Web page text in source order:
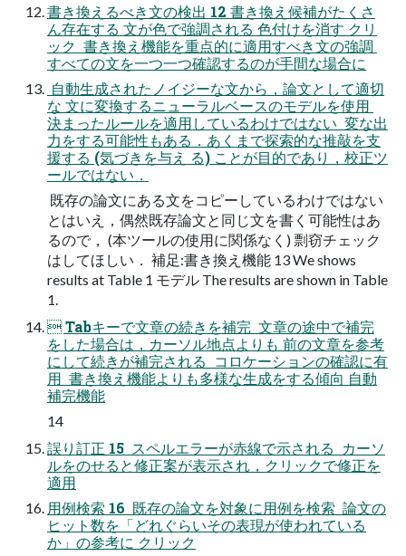
書き換えるべき文の検出 12 書き換え候補がたくさ
ん存在する 文が色で強調される 色付けを消す クリ
ック  書き換え機能を重点的に適用すべき文の強調 
すべての文を一つ一つ確認するのが手間な場合に
 自動生成されたノイジーな文から，論文として適切
な 文に変換するニューラルベースのモデルを使用 
決まったルールを適用しているわけではない  変な出
力をする可能性もある．あくまで探索的な推敲を支
援する (気づきを与え る) ことが目的であり，校正ツ
ールではない．
 既存の論文にある文をコピーしているわけではない 
とはいえ，偶然既存論文と同じ文を書く可能性はあ
るので， (本ツールの使用に関係なく) 剽窃チェック
はしてほしい． 補足:書き換え機能 13 We shows
results at Table 1 モデル The results are shown in Table
1.
 Tabキーで文章の続きを補完  文章の途中で補完
をした場合は，カーソル地点よりも 前の文章を参考
にして続きが補完される  コロケーションの確認に有
用  書き換え機能よりも多様な生成をする傾向 自動
補完機能
14
誤り訂正 15  スペルエラーが赤線で示される  カーソ
ルをのせると修正案が表示され，クリックで修正を
適用
用例検索 16  既存の論文を対象に用例を検索  論文の
ヒット数を「どれぐらいその表現が使われている
か」の参考に クリック